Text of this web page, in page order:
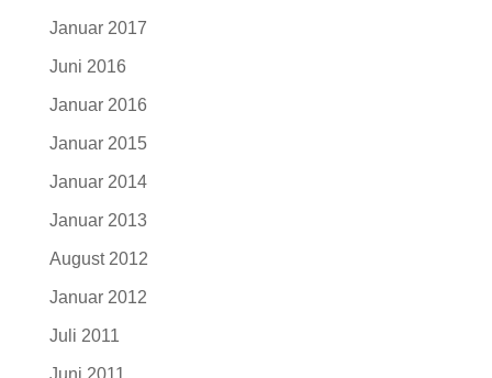
Januar 2017
Juni 2016
Januar 2016
Januar 2015
Januar 2014
Januar 2013
August 2012
Januar 2012
Juli 2011
Juni 2011